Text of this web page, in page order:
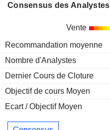
Consensus des Analystes
Vente
Recommandation moyenne
Nombre d'Analystes
Dernier Cours de Cloture
Objectif de cours Moyen
Ecart / Objectif Moyen